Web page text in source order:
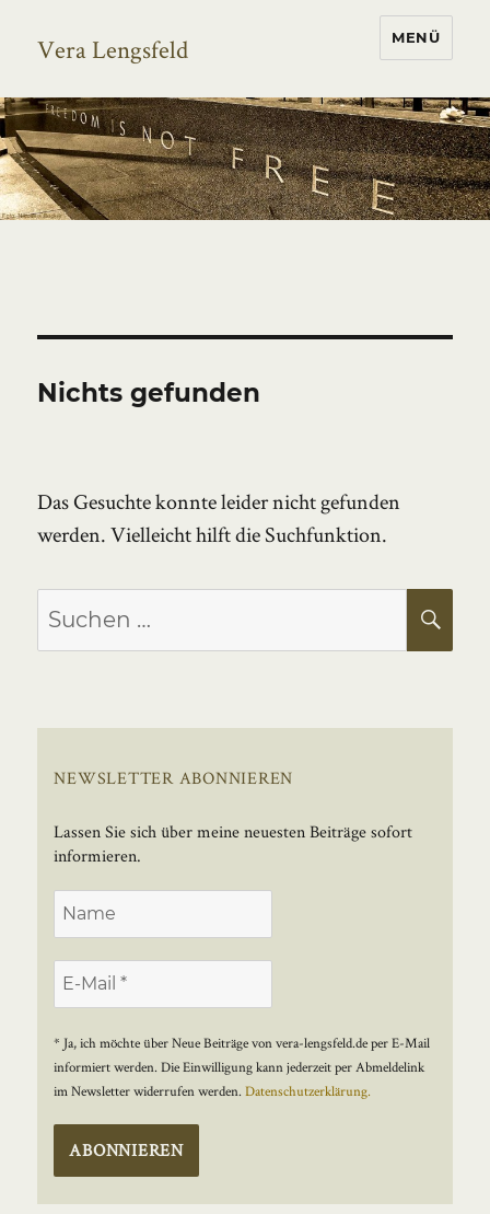
Vera Lengsfeld MENÜ
Nichts gefunden
Das Gesuchte konnte leider nicht gefunden
werden. Vielleicht hilft die Suchfunktion.
Suchen
nach:
NEWSLETTER ABONNIEREN
Lassen Sie sich über meine neuesten Beiträge sofort
informieren.
* Ja, ich möchte über Neue Beiträge von vera-lengsfeld.de per E-Mail
informiert werden. Die Einwilligung kann jederzeit per Abmeldelink
im Newsletter widerrufen werden.Datenschutzerklärung.